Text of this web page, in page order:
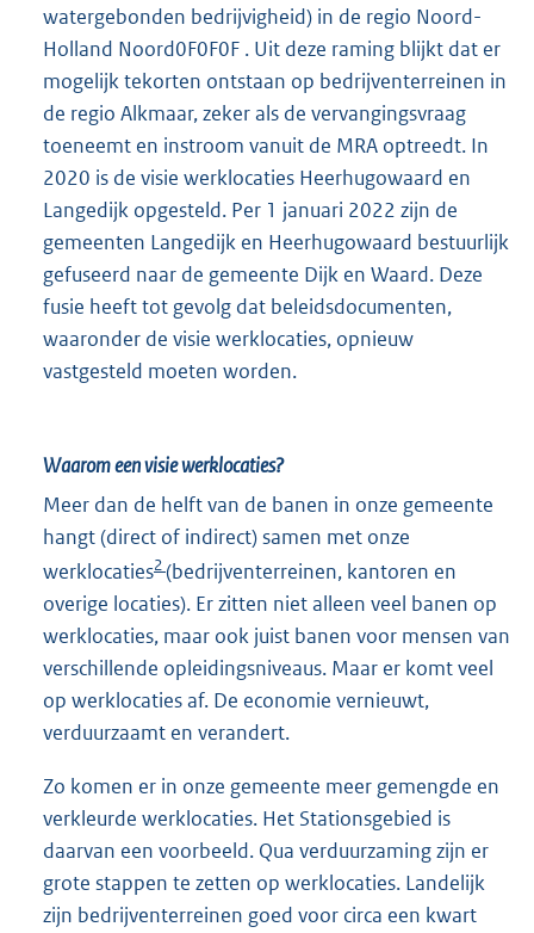
watergebonden bedrijvigheid) in de regio Noord-
Holland Noord0F0F0F . Uit deze raming blijkt dat er
mogelijk tekorten ontstaan op bedrijventerreinen in
de regio Alkmaar, zeker als de vervangingsvraag
toeneemt en instroom vanuit de MRA optreedt. In
2020 is de visie werklocaties Heerhugowaard en
Langedijk opgesteld. Per 1 januari 2022 zijn de
gemeenten Langedijk en Heerhugowaard bestuurlijk
gefuseerd naar de gemeente Dijk en Waard. Deze
fusie heeft tot gevolg dat beleidsdocumenten,
waaronder de visie werklocaties, opnieuw
vastgesteld moeten worden.
Waarom een visie werklocaties?
Meer dan de helft van de banen in onze gemeente
hangt (direct of indirect) samen met onze
werklocaties2(bedrijventerreinen, kantoren en
overige locaties). Er zitten niet alleen veel banen op
werklocaties, maar ook juist banen voor mensen van
verschillende opleidingsniveaus. Maar er komt veel
op werklocaties af. De economie vernieuwt,
verduurzaamt en verandert.
Zo komen er in onze gemeente meer gemengde en
verkleurde werklocaties. Het Stationsgebied is
daarvan een voorbeeld. Qua verduurzaming zijn er
grote stappen te zetten op werklocaties. Landelijk
zijn bedrijventerreinen goed voor circa een kwart